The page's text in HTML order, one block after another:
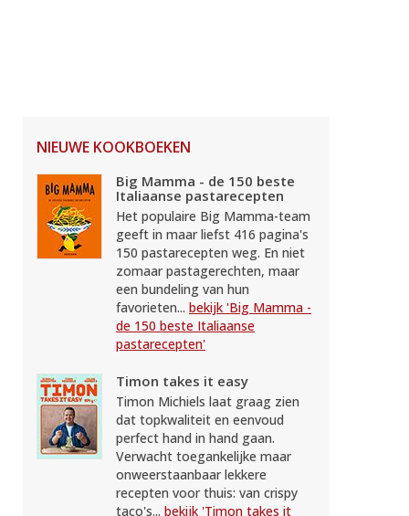
NIEUWE KOOKBOEKEN
Big Mamma - de 150 beste
Italiaanse pastarecepten
Het populaire Big Mamma-team
geeft in maar liefst 416 pagina's
150 pastarecepten weg. En niet
zomaar pastagerechten, maar
een bundeling van hun
favorieten... bekijk 'Big Mamma -
de 150 beste Italiaanse
pastarecepten'
Timon takes it easy
Timon Michiels laat graag zien
dat topkwaliteit en eenvoud
perfect hand in hand gaan.
Verwacht toegankelijke maar
onweerstaanbaar lekkere
recepten voor thuis: van crispy
taco's... bekijk 'Timon takes it